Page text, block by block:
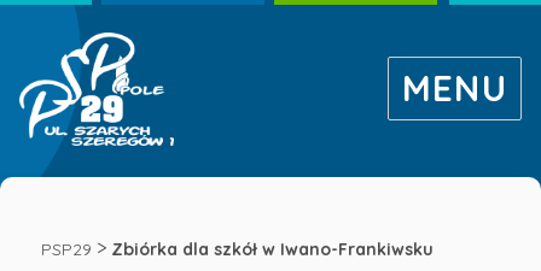
Zbiórka
dla
MENU
PSP29 > Zbiórka dla szkół w Iwano-Frankiwsku